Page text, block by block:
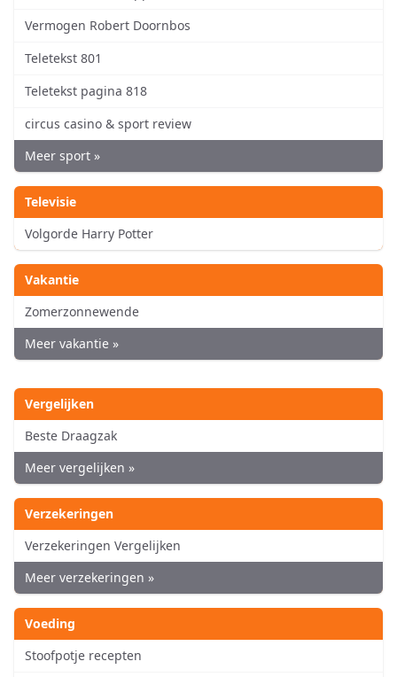
Vermogen Robert Doornbos
Teletekst 801
Teletekst pagina 818
circus casino & sport review
Meer sport »
Televisie
Volgorde Harry Potter
Vakantie
Zomerzonnewende
Meer vakantie »
Vergelijken
Beste Draagzak
Meer vergelijken »
Verzekeringen
Verzekeringen Vergelijken
Meer verzekeringen »
Voeding
Stoofpotje recepten